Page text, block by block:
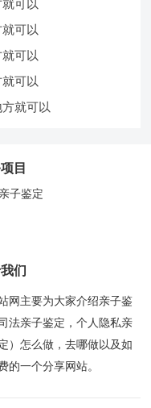
可以
可以
可以
可以
就可以
目
子鉴定
们
网主要为大家介绍亲子鉴
法亲子鉴定，个人隐私亲
）怎么做，去哪做以及如
的一个分享网站。